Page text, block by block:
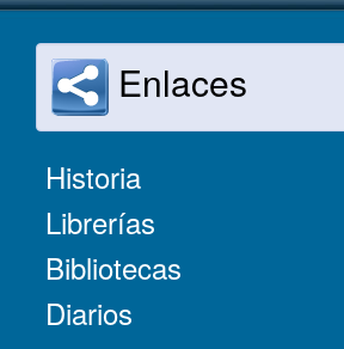
Enlaces
Historia
Librerías
Bibliotecas
Diarios